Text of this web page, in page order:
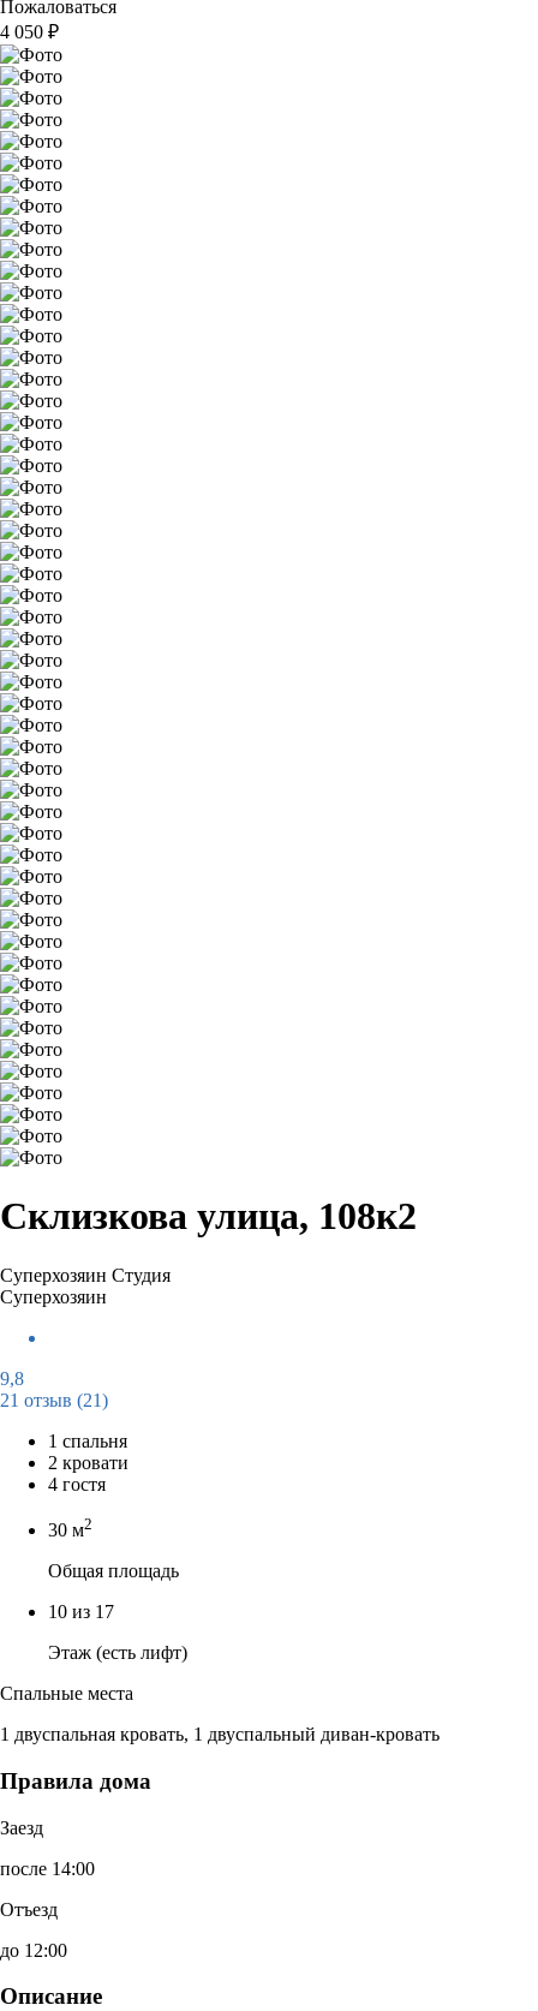
Пожаловаться
4 050 ₽
Склизкова улица, 108к2
Суперхозяин Студия
Суперхозяин
9,8
21 отзыв (21)
1 спальня
2 кровати
4 гостя
30 м2
Общая площадь
10 из 17
Этаж (есть лифт)
Спальные места
1 двуспальная кровать, 1 двуспальный диван-кровать
Правила дома
Заезд
после 14:00
Отъезд
до 12:00
Описание